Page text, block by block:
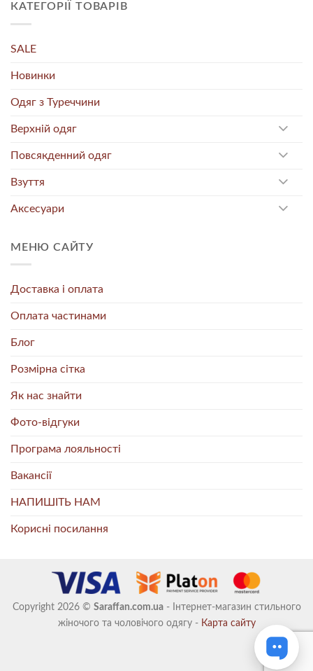
КАТЕГОРІЇ ТОВАРІВ
SALE
Новинки
Одяг з Туреччини
Верхній одяг
Повсякденний одяг
Взуття
Аксесуари
МЕНЮ САЙТУ
Доставка і оплата
Оплата частинами
Блог
Розмірна сітка
Як нас знайти
Фото-відгуки
Програма лояльності
Вакансії
НАПИШІТЬ НАМ
Корисні посилання
Copyright 2026 © Saraffan.com.ua- Інтернет-магазин стильного
жіночого та чоловічого одягу - Карта сайту